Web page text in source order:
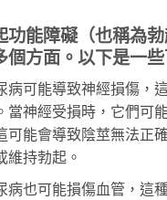
能障礙（也稱為勃
個方面。以下是一些
病可能導致神經損傷，
當神經受損時，它們可
可能會導致陰莖無法正
維持勃起。
病也可能損傷血管，這